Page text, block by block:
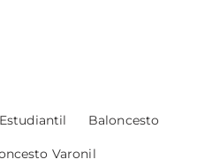
Baloncesto
Varonil